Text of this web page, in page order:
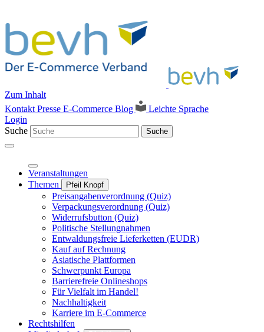
Zum Inhalt
Kontakt Presse E-Commerce Blog
Leichte Sprache
Login
Suche
Suche
Veranstaltungen
Themen
Pfeil Knopf
Preisangabenverordnung (Quiz)
Verpackungsverordnung (Quiz)
Widerrufsbutton (Quiz)
Politische Stellungnahmen
Entwaldungsfreie Lieferketten (EUDR)
Kauf auf Rechnung
Asiatische Plattformen
Schwerpunkt Europa
Barrierefreie Onlineshops
Für Vielfalt im Handel!
Nachhaltigkeit
Karriere im E-Commerce
Rechtshilfen